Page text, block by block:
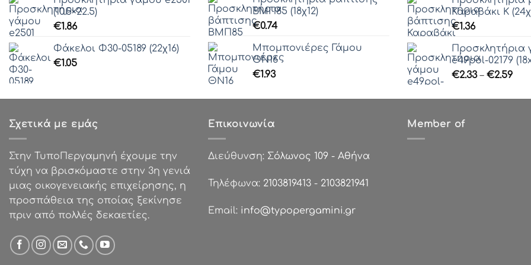
(10.5×22.5)
€1.86
Φάκελοι Φ30-05189 (22χ16)
€1.05
ΒΜΠ85 (18χ12)
€0.74
Μπομπονιέρες Γάμου
ΘΝ16
€1.93
Καραβάκι Κ
€1.36
Προσκλητήρια
e49pol-02179
€2.33 – €2.59Price
Σχετικά με εμάς
Στην ΤυποΠεργαμηνή έχουμε την
τύχη να βρισκόμαστε στην 3η γενιά
μιας οικογενειακής επιχείρησης, η
προσπάθεια της οποίας ξεκίνησε
πριν από πολλές δεκαετίες.
Επικοινωνία
Διεύθυνση: Σόλωνος 109 - Αθήνα
Τηλέφωνα: 2103819413 - 2103821941
Email: info@typopergamini.gr
Member of